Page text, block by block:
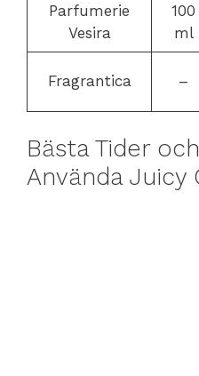
Parfumerie
Vesira
100
ml
Fragrantica –
Bästa Tider
Använda Juicy